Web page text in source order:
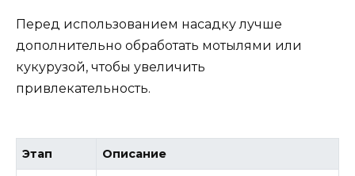
Перед использованием насадку лучше
дополнительно обработать мотылями или
кукурузой, чтобы увеличить
привлекательность.
Этап Описание